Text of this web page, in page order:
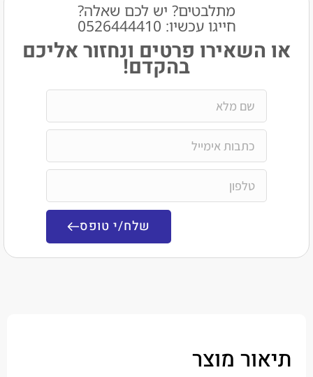
מתלבטים? יש לכם שאלה?
חייגו עכשיו: 0526444410​
פרטים ונחזור אליכם
בהקדם!
שלח/י טופס
מוצר